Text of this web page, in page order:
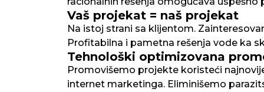
Vaš projekat = naš projekat
Na istoj strani sa klijentom.
Profitabilna i pametna rešenja vode ka
Tehnološki optimizovana
Promovišemo projekte koristeći
internet marketinga. Eliminišemo